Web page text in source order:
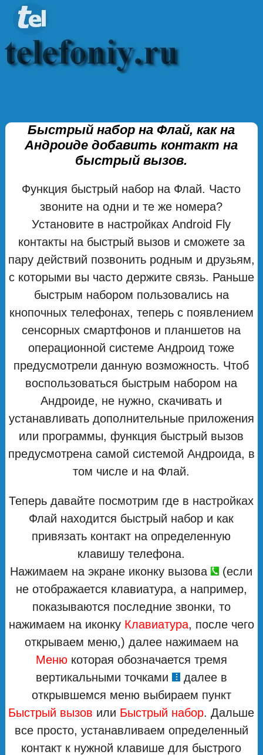
Быстрый набор на Флай, как на
Андроиде добавить контакт на
быстрый вызов.
Функция быстрый набор на Флай. Часто
звоните на одни и те же номера?
Установите в настройках Android Fly
контакты на быстрый вызов и сможете за
пару действий позвонить родным и друзьям,
с которыми вы часто держите связь. Раньше
быстрым набором пользовались на
кнопочных телефонах, теперь с появлением
сенсорных смартфонов и планшетов на
операционной системе Андроид тоже
предусмотрели данную возможность. Чтоб
воспользоваться быстрым набором на
Андроиде, не нужно, скачивать и
устанавливать дополнительные приложения
или программы, функция быстрый вызов
предусмотрена самой системой Андроида, в
том числе и на Флай.
Теперь давайте посмотрим где в настройках
Флай находится быстрый набор и как
привязать контакт на определенную
клавишу телефона.
Нажимаем на экране иконку вызова
(если
не отображается клавиатура, а например,
показываются последние звонки, то
нажимаем на иконку Клавиатура, после чего
открываем меню,) далее нажимаем на
Менюкоторая обозначается тремя
вертикальными точками
далее в
открывшемся меню выбираем пункт
Быстрый вызов или Быстрый набор. Дальше
все просто, устанавливаем определенный
контакт к нужной клавише для быстрого